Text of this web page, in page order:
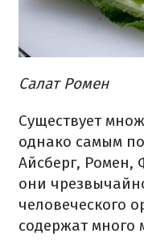
Салат Ромен
Существует
однако самым
Айсберг, Ромен,
они
человеческого
содержат много